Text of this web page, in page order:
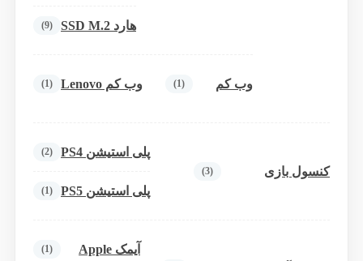
هارد SSD M.2 (9)
وب کم (1) وب کم Lenovo (1)
کنسول بازی (3)
پلی استیشن PS4 (2)
پلی استیشن PS5 (1)
آیمک Apple (1)